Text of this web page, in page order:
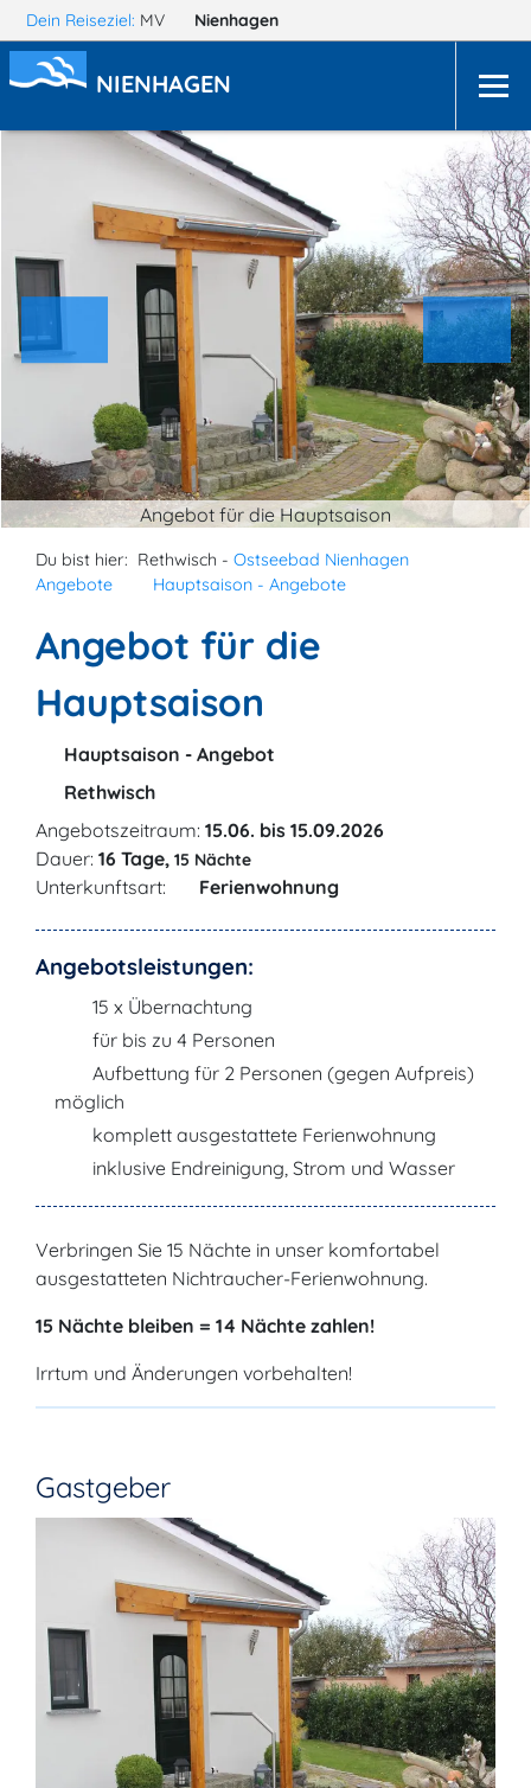
Dein Reiseziel: MV Nienhagen
NIENHAGEN
Angebot für die Hauptsaison
Du bist hier: Rethwisch - Ostseebad Nienhagen
Angebote
Hauptsaison - Angebote
Angebot für die
Hauptsaison
Hauptsaison - Angebot
Rethwisch
Angebotszeitraum: 15.06. bis 15.09.2026
Dauer: 16 Tage, 15 Nächte
Unterkunftsart: Ferienwohnung
Angebotsleistungen:
15 x Übernachtung
für bis zu 4 Personen
Aufbettung für 2 Personen (gegen Aufpreis)
möglich
komplett ausgestattete Ferienwohnung
inklusive Endreinigung, Strom und Wasser
Verbringen Sie 15 Nächte in unser komfortabel
ausgestatteten Nichtraucher-Ferienwohnung.
15 Nächte bleiben = 14 Nächte zahlen!
Irrtum und Änderungen vorbehalten!
Gastgeber